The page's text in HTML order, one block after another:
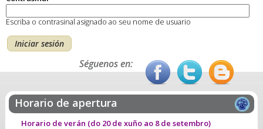
Escriba o contrasinal asignado ao seu nome de usuario
Séguenos en:
Horario de apertura
Horario de verán (do 20 de xuño ao 8 de setembro)